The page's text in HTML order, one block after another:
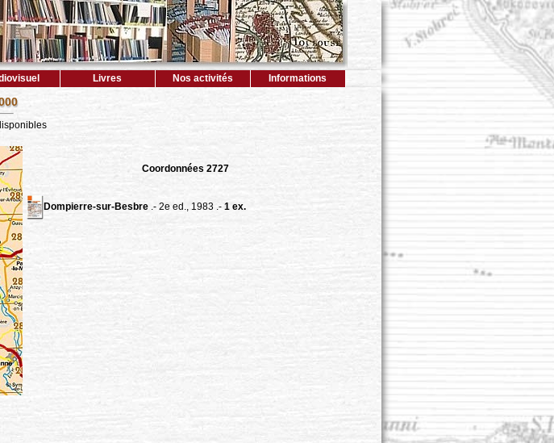
Livres Nos activités Informations
Coordonnées 2727
Dompierre-sur-Besbre.- 2e ed., 1983 .- 1 ex.